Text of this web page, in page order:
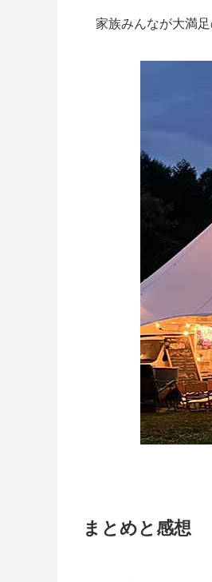
家族みんなが大満
まとめと感想